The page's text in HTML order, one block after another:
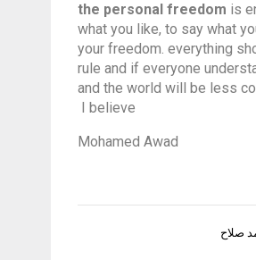
is
what you like, to say what
your freedom. everything
rule and if everyone
and the world will be less
I believe
صلاح